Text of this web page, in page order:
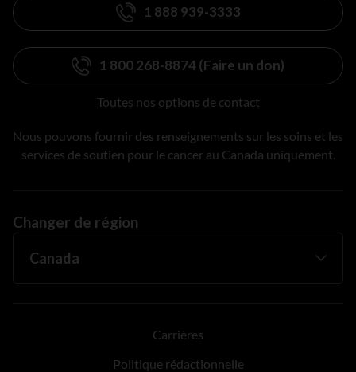
1 888 939-3333
1 800 268-8874 (Faire un don)
Toutes nos options de contact
Nous pouvons fournir des renseignements sur les soins et les
services de soutien pour le cancer au Canada uniquement.
Changer de région
Carrières
Politique rédactionnelle